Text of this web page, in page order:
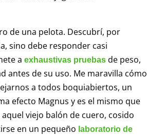
de una pelota. Descubrí, por
sino debe responder casi
aexhaustivas pruebas de peso,
antes de su uso. Me maravilla cómo
a todos boquiabiertos, un
efecto Magnus y es el mismo que
viejo balón de cuero, cosido
en un pequeño laboratorio de